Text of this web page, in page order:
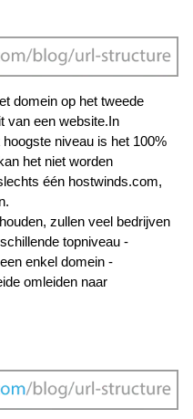
domein op het tweede
van een website.In
niveau is het 100%
het niet worden
één hostwinds.com,
zullen veel bedrijven
topniveau -
enkel domein -
omleiden naar